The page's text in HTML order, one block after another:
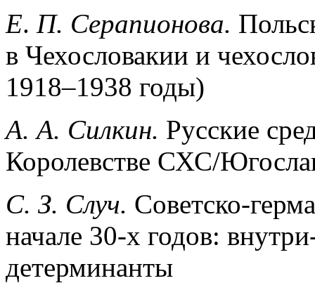
Е. П. Серапионова.
в Чехословакии и
1918–1938 годы)
А. А. Силкин. Русские
Королевстве СХС/
С. З. Случ. Советско-
начале 30-х годов:
детерминанты